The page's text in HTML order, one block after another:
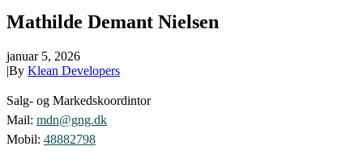
Mathilde Demant Nielsen
januar 5, 2026
|By Klean Developers
Salg- og Markedskoordintor
Mail: mdn@gng.dk
Mobil: 48882798